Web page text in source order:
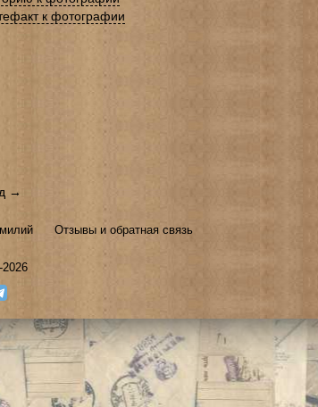
к фотографии
→
Отзывы и обратная связь
2026